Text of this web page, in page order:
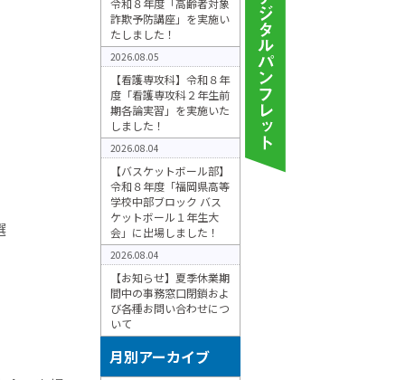
令和８年度「高齢者対象
詐欺予防講座」を実施い
たしました！
2026.08.05
【看護専攻科】令和８年
度「看護専攻科２年生前
期各論実習」を実施いた
しました！
2026.08.04
【バスケットボール部】
令和８年度「福岡県高等
学校中部ブロック バス
ケットボール１年生大
会」に出場しました！
2026.08.04
【お知らせ】夏季休業期
間中の事務窓口閉鎖およ
び各種お問い合わせにつ
いて
月別アーカイブ